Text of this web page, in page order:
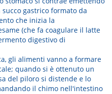
gastrico formato da
che inizia la
(che fa coagulare il latte
digestivo di
gli alimenti vanno a formare
quando si è ottenuto un
del piloro si distende e lo
il chimo nell'intestino